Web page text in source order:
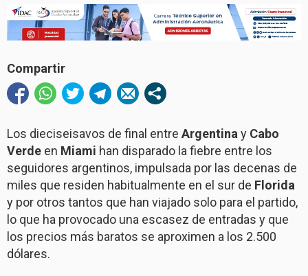
Compartir
Los dieciseisavos de final entre Argentina y Cabo
Verde en Miami han disparado la fiebre entre los
seguidores argentinos, impulsada por las decenas de
miles que residen habitualmente en el sur de Florida
y por otros tantos que han viajado solo para el partido,
lo que ha provocado una escasez de entradas y que
los precios más baratos se aproximen a los 2.500
dólares.